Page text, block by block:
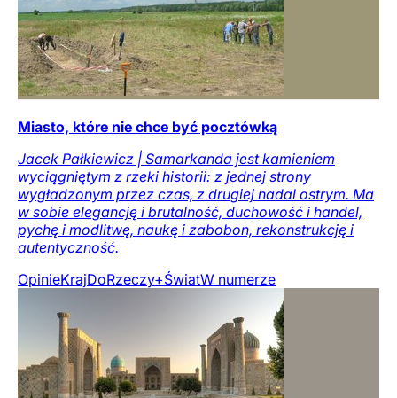
Miasto, które nie chce być pocztówką
Jacek Pałkiewicz | Samarkanda jest kamieniem
wyciągniętym z rzeki historii: z jednej strony
wygładzonym przez czas, z drugiej nadal ostrym. Ma
w sobie elegancję i brutalność, duchowość i handel,
pychę i modlitwę, naukę i zabobon, rekonstrukcję i
autentyczność.
OpinieKrajDoRzeczy+ŚwiatW numerze